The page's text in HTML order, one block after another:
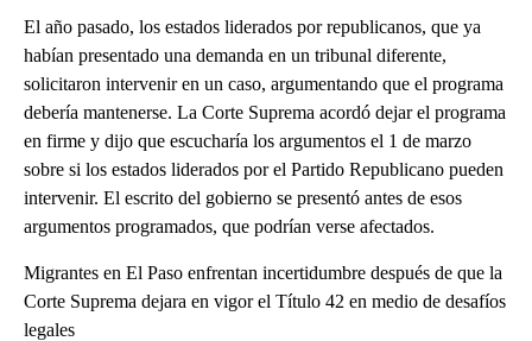
El año pasado, los estados liderados por republicanos, que ya
habían presentado una demanda en un tribunal diferente,
solicitaron intervenir en un caso, argumentando que el programa
debería mantenerse. La Corte Suprema acordó dejar el programa
en firme y dijo que escucharía los argumentos el 1 de marzo
sobre si los estados liderados por el Partido Republicano pueden
intervenir. El escrito del gobierno se presentó antes de esos
argumentos programados, que podrían verse afectados.
Migrantes en El Paso enfrentan incertidumbre después de que la
Corte Suprema dejara en vigor el Título 42 en medio de desafíos
legales